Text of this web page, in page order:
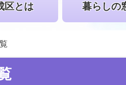
区とは 暮らしの